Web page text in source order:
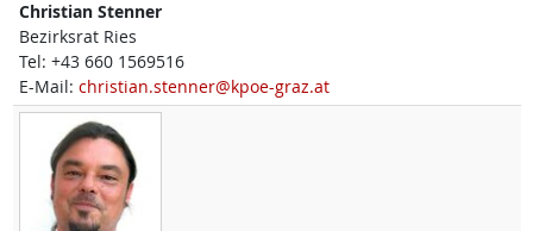
Christian Stenner
Bezirksrat Ries
Tel: +43 660 1569516
E-Mail: christian.stenner@kpoe-graz.at